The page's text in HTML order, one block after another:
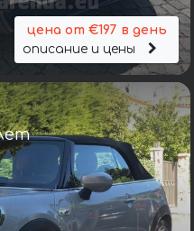
цена от €197 в день
описание и цены